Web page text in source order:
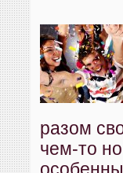
разом
чем-то